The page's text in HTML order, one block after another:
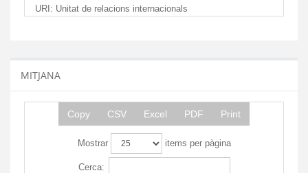
URI: Unitat de relacions internacionals
MITJANA
Copy CSV Excel PDF Print
Mostrar items per pàgina
Cerca: